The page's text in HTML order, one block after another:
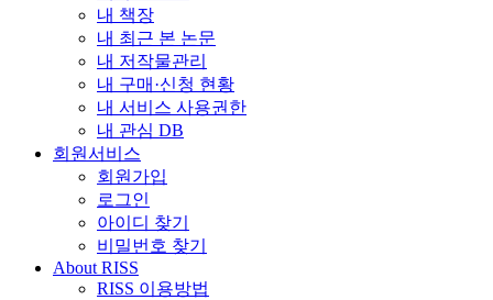
내 책장
내 최근 본 논문
내 저작물관리
내 구매·신청 현황
내 서비스 사용권한
내 관심 DB
회원서비스
회원가입
로그인
아이디 찾기
비밀번호 찾기
About RISS
RISS 이용방법